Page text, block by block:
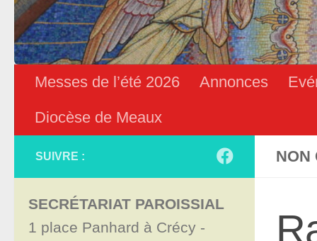
Messes de l’été 2026 Annonces
Diocèse de Meaux
NON
SUIVRE :
SECRÉTARIAT PAROISSIAL
1 place Panhard à Crécy -